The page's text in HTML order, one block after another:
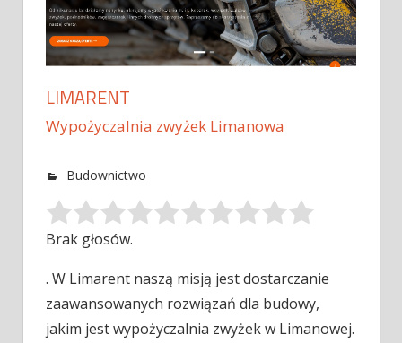
LIMARENT
Wypożyczalnia zwyżek Limanowa
Budownictwo
Brak głosów.
. W Limarent naszą misją jest dostarczanie
zaawansowanych rozwiązań dla budowy,
jakim jest wypożyczalnia zwyżek w Limanowej.